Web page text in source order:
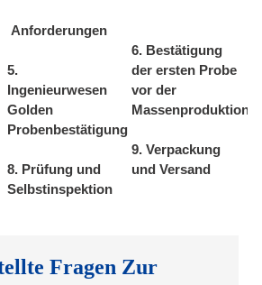
Anforderungen
5.
Ingenieurwesen
Golden
Probenbestätigung
8. Prüfung und
Selbstinspektion
6. Bestätigung
der ersten Probe
vor der
Massenproduktion
9. Verpackung
und Versand
Fragen Zur